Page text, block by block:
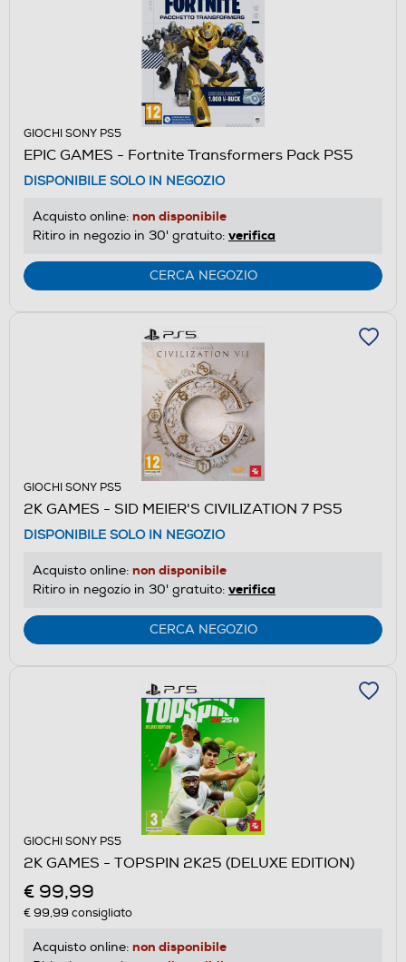
GIOCHI SONY PS5
EPIC GAMES - Fortnite Transformers Pack PS5
DISPONIBILE SOLO IN NEGOZIO
Acquisto online: non disponibile
Ritiro in negozio in 30' gratuito: verifica
CERCA NEGOZIO
GIOCHI SONY PS5
2K GAMES - SID MEIER'S CIVILIZATION 7 PS5
DISPONIBILE SOLO IN NEGOZIO
Acquisto online: non disponibile
Ritiro in negozio in 30' gratuito: verifica
CERCA NEGOZIO
GIOCHI SONY PS5
2K GAMES - TOPSPIN 2K25 (DELUXE EDITION)
€ 99,99
€ 99,99 consigliato
Acquisto online: non disponibile